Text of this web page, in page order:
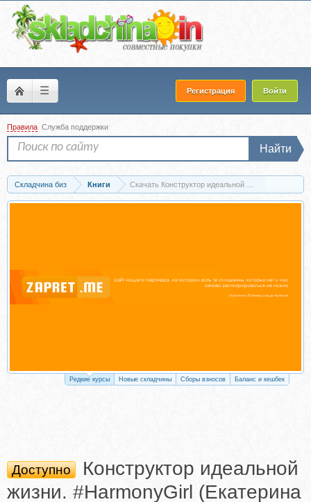
☰ Регистрация Войти
Правила Служба поддержки
Найти
Складчина биз Книги Скачать Конструктор идеальной жизни.
Редкие курсы Новые складчины Сборы взносов Баланс и кешбек
Доступно
Конструктор идеальной
жизни. #HarmonyGirl (Екатерина